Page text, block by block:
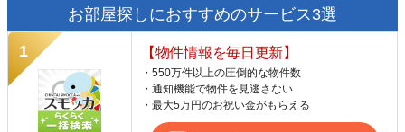
お部屋探しにおすすめのサービス3選
【物件情報を毎日更新】
・550万件以上の圧倒的な物件数
・通知機能で物件を見逃さない
・最大5万円のお祝い金がもらえる